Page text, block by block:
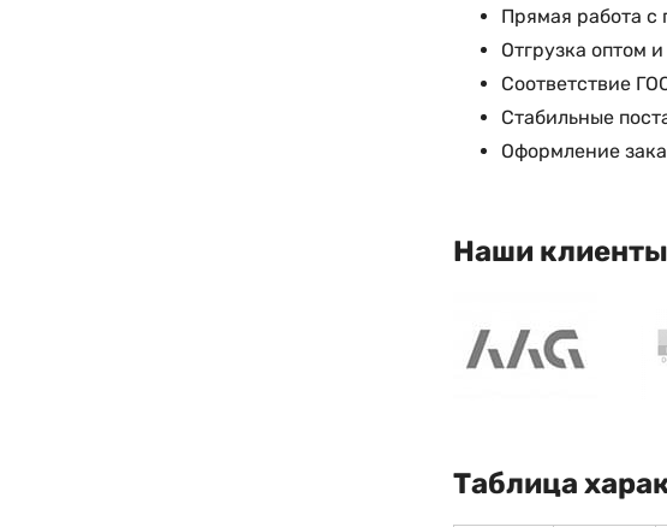
Прямая работа с
Отгрузка оптом
Соответствие
Стабильные
Оформление
Наши клиенты
Таблица